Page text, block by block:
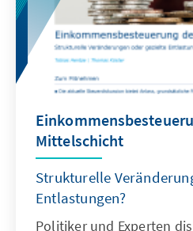
Mittelschicht
Strukturelle
Entlastungen?
Politiker und Experten